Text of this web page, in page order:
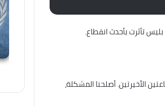
تأثرت بأحدث انقطاع.
الأخيرتين. أصلحنا المشكلة،